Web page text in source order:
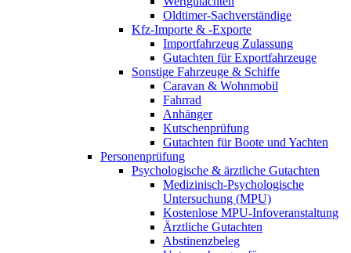
Oldtimer-Sachverständige
Kfz-Importe & -Exporte
Importfahrzeug Zulassung
Gutachten für Exportfahrzeuge
Sonstige Fahrzeuge & Schiffe
Caravan & Wohnmobil
Fahrrad
Anhänger
Kutschenprüfung
Gutachten für Boote und Yachten
Personenprüfung
Psychologische & ärztliche Gutachten
Medizinisch-Psychologische
Untersuchung (MPU)
Kostenlose MPU-Infoveranstaltung
Ärztliche Gutachten
Abstinenzbeleg